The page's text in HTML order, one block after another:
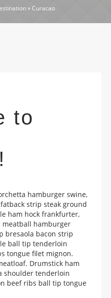
» Curacao
to
hamburger swine,
strip steak ground
ham hock frankfurter,
meatball hamburger
bresaola bacon strip
ball tip tenderloin
tongue filet mignon.
Drumstick ham
shoulder tenderloin
beef ribs ball tip tongue